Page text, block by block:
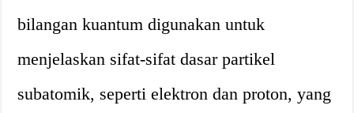
bilangan kuantum digunakan untuk
menjelaskan sifat-sifat dasar partikel
subatomik, seperti elektron dan proton, yang